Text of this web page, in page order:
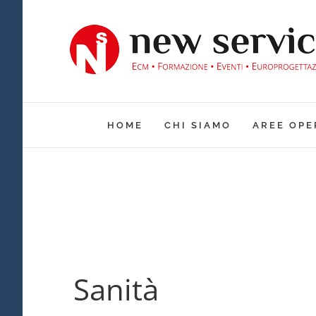
HOME CHI SIAMO AREE
Sanità